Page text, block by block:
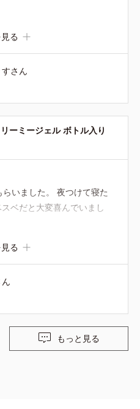
る
さん
ーミージェル ボトル入り
いました。 夜つけて寝た
ベだと大変喜んでいまし
る
もっと見る